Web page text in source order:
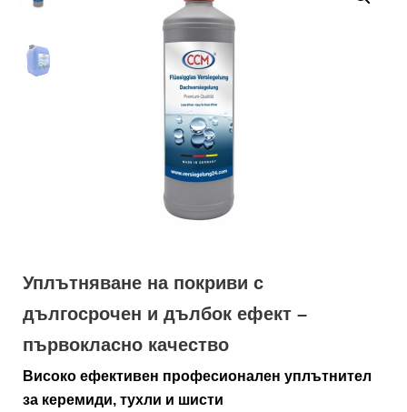
Уплътняване на покриви с
дългосрочен и дълбок ефект –
първокласно качество
Високо ефективен професионален уплътнител
за керемиди, тухли и шисти